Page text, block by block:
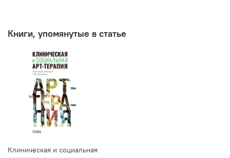
Книги, упомянутые в статье
Клиническая и социальная